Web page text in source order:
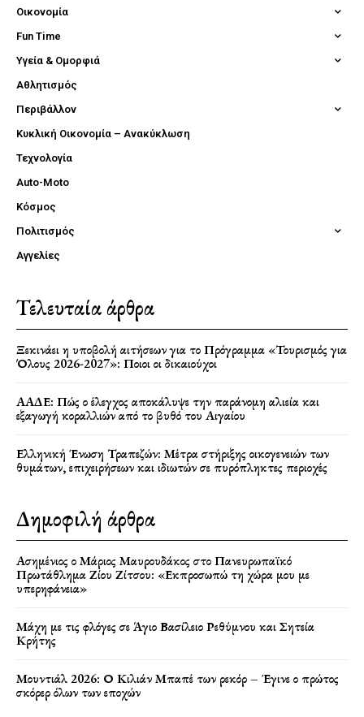
Οικονομία
Fun Time
Υγεία & Ομορφιά
Αθλητισμός
Περιβάλλον
Κυκλική Οικονομία – Ανακύκλωση
Τεχνολογία
Auto-Moto
Κόσμος
Πολιτισμός
Αγγελίες
Τελευταία άρθρα
Ξεκινάει η υποβολή αιτήσεων για το Πρόγραμμα «Τουρισμός για
Όλους 2026-2027»: Ποιοι οι δικαιούχοι
ΑΑΔΕ: Πώς ο έλεγχος αποκάλυψε την παράνομη αλιεία και
εξαγωγή κοραλλιών από το βυθό του Αιγαίου
Ελληνική Ένωση Τραπεζών: Μέτρα στήριξης οικογενειών των
θυμάτων, επιχειρήσεων και ιδιωτών σε πυρόπληκτες περιοχές
Δημοφιλή άρθρα
Ασημένιος ο Μάριος Μαυρουδάκος στο Πανευρωπαϊκό
Πρωτάθλημα Ζίου Ζίτσου: «Εκπροσωπώ τη χώρα μου με
υπερηφάνεια»
Μάχη με τις φλόγες σε Άγιο Βασίλειο Ρεθύμνου και Σητεία
Κρήτης
Μουντιάλ 2026: Ο Κιλιάν Μπαπέ των ρεκόρ – Έγινε ο πρώτος
σκόρερ όλων των εποχών